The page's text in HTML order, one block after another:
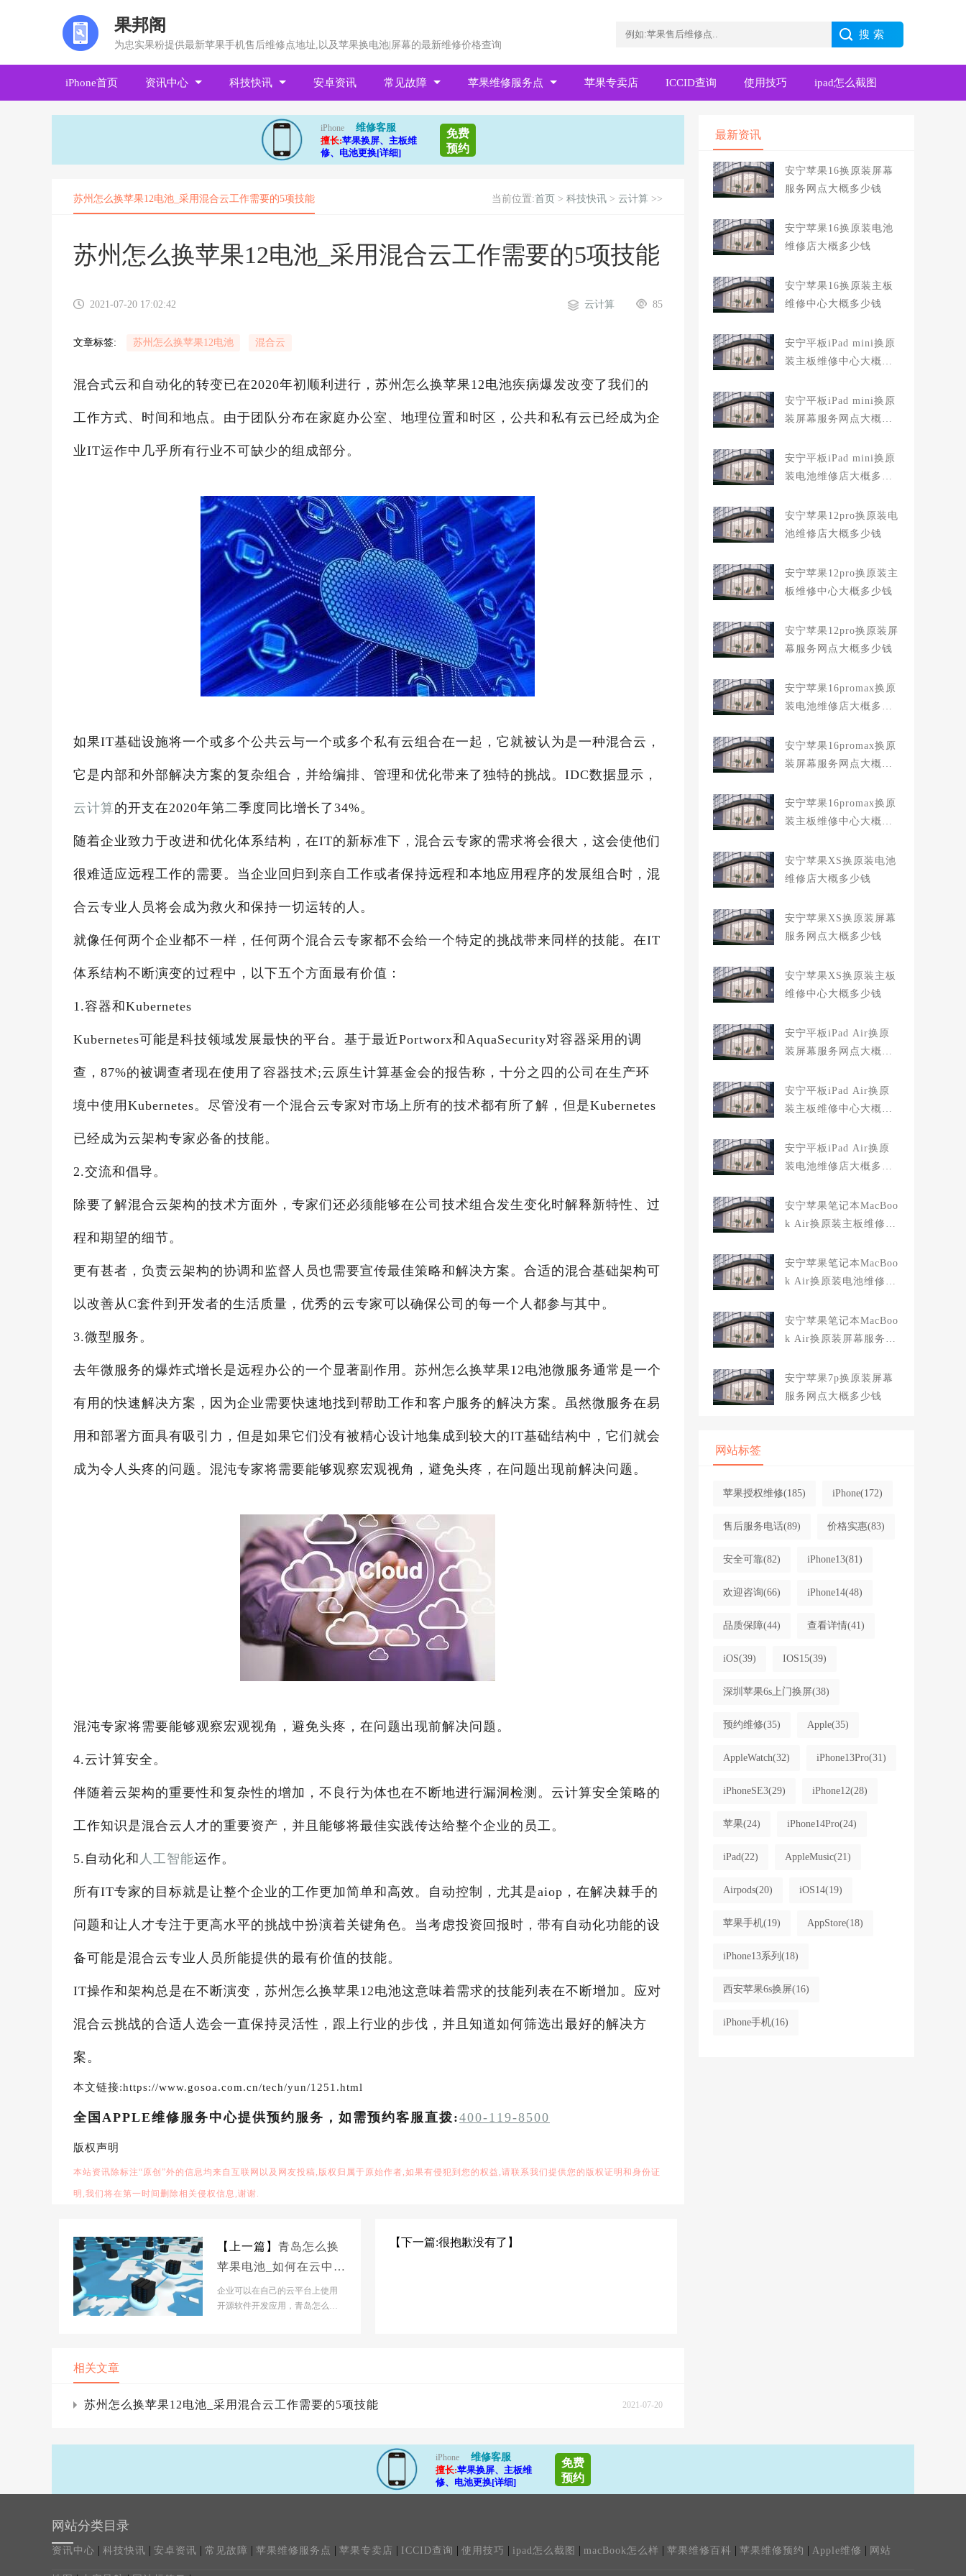
果邦阁
为忠实果粉提供最新苹果手机售后维修点地址,以及苹果换电池|屏幕的最新维修价格查询
iPhone首页 资讯中心 科技快讯 安卓资讯 常见故障 苹果维修服务点 苹果专卖店 ICCID查询 使用技巧 ipad怎么截图
iPhone
维修客服
擅长:苹果换屏、主板维
修、电池更换[详细]
免费
预约
苏州怎么换苹果12电池_采用混合云工作需要的5项技能 当前位置:首页 > 科技快讯> 云计算>>
苏州怎么换苹果12电池_采用混合云工作需要的5项技能
2021-07-20 17:02:42 85
云计算
文章标签: 苏州怎么换苹果12电池 混合云
混合式云和自动化的转变已在2020年初顺利进行，苏州怎么换苹果12电池疾病爆发改变了我们的
工作方式、时间和地点。由于团队分布在家庭办公室、地理位置和时区，公共和私有云已经成为企
业IT运作中几乎所有行业不可缺少的组成部分。
如果IT基础设施将一个或多个公共云与一个或多个私有云组合在一起，它就被认为是一种混合云，
它是内部和外部解决方案的复杂组合，并给编排、管理和优化带来了独特的挑战。IDC数据显示，
云计算的开支在2020年第二季度同比增长了34%。
随着企业致力于改进和优化体系结构，在IT的新标准下，混合云专家的需求将会很大，这会使他们
很难适应远程工作的需要。当企业回归到亲自工作或者保持远程和本地应用程序的发展组合时，混
合云专业人员将会成为救火和保持一切运转的人。
就像任何两个企业都不一样，任何两个混合云专家都不会给一个特定的挑战带来同样的技能。在IT
体系结构不断演变的过程中，以下五个方面最有价值：
1.容器和Kubernetes
Kubernetes可能是科技领域发展最快的平台。基于最近Portworx和AquaSecurity对容器采用的调
查，87%的被调查者现在使用了容器技术;云原生计算基金会的报告称，十分之四的公司在生产环
境中使用Kubernetes。尽管没有一个混合云专家对市场上所有的技术都有所了解，但是Kubernetes
已经成为云架构专家必备的技能。
2.交流和倡导。
除要了解混合云架构的技术方面外，专家们还必须能够在公司技术组合发生变化时解释新特性、过
程和期望的细节。
更有甚者，负责云架构的协调和监督人员也需要宣传最佳策略和解决方案。合适的混合基础架构可
以改善从C套件到开发者的生活质量，优秀的云专家可以确保公司的每一个人都参与其中。
3.微型服务。
去年微服务的爆炸式增长是远程办公的一个显著副作用。苏州怎么换苹果12电池微服务通常是一个
有用的快速解决方案，因为企业需要快速地找到帮助工作和客户服务的解决方案。虽然微服务在易
用和部署方面具有吸引力，但是如果它们没有被精心设计地集成到较大的IT基础结构中，它们就会
成为令人头疼的问题。混沌专家将需要能够观察宏观视角，避免头疼，在问题出现前解决问题。
混沌专家将需要能够观察宏观视角，避免头疼，在问题出现前解决问题。
4.云计算安全。
伴随着云架构的重要性和复杂性的增加，不良行为体也在不断地进行漏洞检测。云计算安全策略的
工作知识是混合云人才的重要资产，并且能够将最佳实践传达给整个企业的员工。
5.自动化和 人工智能运作。
所有IT专家的目标就是让整个企业的工作更加简单和高效。自动控制，尤其是aiop，在解决棘手的
问题和让人才专注于更高水平的挑战中扮演着关键角色。当考虑投资回报时，带有自动化功能的设
备可能是混合云专业人员所能提供的最有价值的技能。
IT操作和架构总是在不断演变，苏州怎么换苹果12电池这意味着需求的技能列表在不断增加。应对
混合云挑战的合适人选会一直保持灵活性，跟上行业的步伐，并且知道如何筛选出最好的解决方
案。
本文链接:https://www.gosoa.com.cn/tech/yun/1251.html
全国APPLE维修服务中心提供预约服务，如需预约客服直拨:400-119-8500
版权声明
本站资讯除标注“原创”外的信息均来自互联网以及网友投稿,版权归属于原始作者,如果有侵犯到您的权益,请联系我们提供您的版权证明和身份证
明,我们将在第一时间删除相关侵权信息,谢谢.
【上一篇】 青岛怎么换
苹果电池_如何在云中利
用开源软件进行开发以
提高创新能力
企业可以在自己的云平台上使用
开源软件开发应用，青岛怎么换
【下一篇:很抱歉没有了】
相关文章
苏州怎么换苹果12电池_采用混合云工作需要的5项技能 2021-07-20
最新资讯
安宁苹果16换原装屏幕
服务网点大概多少钱
安宁苹果16换原装电池
维修店大概多少钱
安宁苹果16换原装主板
维修中心大概多少钱
安宁平板iPad mini换原
装主板维修中心大概多
安宁平板iPad mini换原
装屏幕服务网点大概多
安宁平板iPad mini换原
装电池维修店大概多少
安宁苹果12pro换原装电
池维修店大概多少钱
安宁苹果12pro换原装主
板维修中心大概多少钱
安宁苹果12pro换原装屏
幕服务网点大概多少钱
安宁苹果16promax换原
装电池维修店大概多少
安宁苹果16promax换原
装屏幕服务网点大概多
安宁苹果16promax换原
装主板维修中心大概多
安宁苹果XS换原装电池
维修店大概多少钱
安宁苹果XS换原装屏幕
服务网点大概多少钱
安宁苹果XS换原装主板
维修中心大概多少钱
安宁平板iPad Air换原
装屏幕服务网点大概多
安宁平板iPad Air换原
装主板维修中心大概多
安宁平板iPad Air换原
装电池维修店大概多少
安宁苹果笔记本MacBoo
k Air换原装主板维修中
安宁苹果笔记本MacBoo
k Air换原装电池维修店
安宁苹果笔记本MacBoo
k Air换原装屏幕服务网
安宁苹果7p换原装屏幕
服务网点大概多少钱
网站标签
苹果授权维修(185) iPhone(172)
售后服务电话(89) 价格实惠(83)
安全可靠(82) iPhone13(81)
欢迎咨询(66) iPhone14(48)
品质保障(44) 查看详情(41)
iOS(39) IOS15(39)
深圳苹果6s上门换屏(38)
预约维修(35) Apple(35)
AppleWatch(32) iPhone13Pro(31)
iPhoneSE3(29) iPhone12(28)
苹果(24) iPhone14Pro(24)
iPad(22) AppleMusic(21)
Airpods(20) iOS14(19)
苹果手机(19) AppStore(18)
iPhone13系列 (18)
西安苹果6s换屏(16)
iPhone手机(16)
iPhone
维修客服
擅长:苹果换屏、主板维
修、电池更换[详细]
免费
预约
网站分类目录
资讯中心 | 科技快讯 | 安卓资讯 | 常见故障 | 苹果维修服务点 | 苹果专卖店 | ICCID查询 | 使用技巧 | ipad怎么截图 | macBook怎么样 | 苹果维修百科 | 苹果维修预约 | Apple维修 | 网站